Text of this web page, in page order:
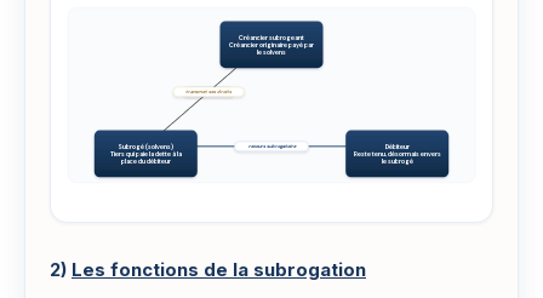
Créancier subrogeant
Créancier originaire payé par
le solvens
Subrogé (solvens)
Tiers qui paie la dette à la
place du débiteur
Débiteur
Reste tenu, désormais envers
le subrogé
paie la dette
transmet ses droits
recours subrogatoire
2) Les fonctions de la subrogation